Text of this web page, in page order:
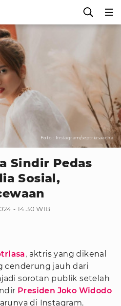
Foto : Instagram/septriasaacha
Sindir Pedas
Sosial,
- 14:30 WIB
, aktris yang dikenal
cenderung jauh dari
sorotan publik setelah
Presiden Joko Widodo
di Instagram.